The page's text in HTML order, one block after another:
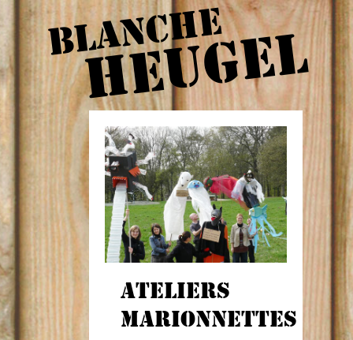
BLANCHE
HEUGEL
ATELIERS
MARIONNETTES